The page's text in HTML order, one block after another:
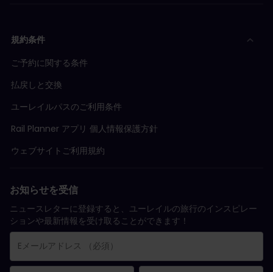
規約条件
ご予約に関する条件
払戻しと交換
ユーレイルパスのご利用条件
Rail Planner アプリ 個人情報保護方針
ウェブサイトご利用規約
お知らせを受信
ニュースレターに登録すると、ユーレイルの旅行のインスピレー
ションや最新情報を受け取ることができます！